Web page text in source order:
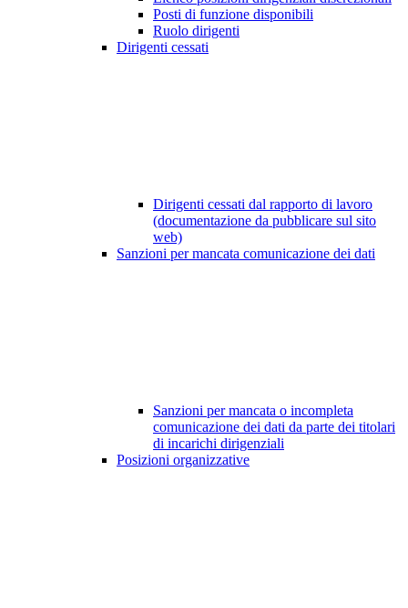
Posti di funzione disponibili
Ruolo dirigenti
Dirigenti cessati
Dirigenti cessati dal rapporto di lavoro
(documentazione da pubblicare sul sito
web)
Sanzioni per mancata comunicazione dei dati
Sanzioni per mancata o incompleta
comunicazione dei dati da parte dei titolari
di incarichi dirigenziali
Posizioni organizzative